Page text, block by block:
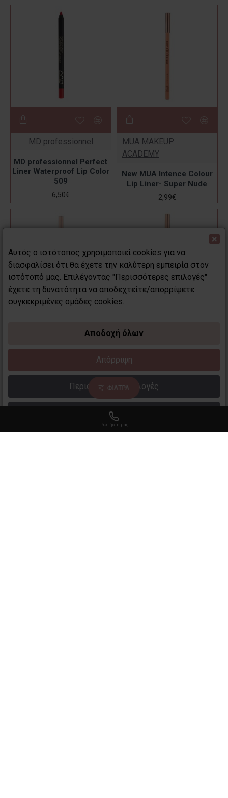
MD professionnel
MD professionnel Perfect
Liner Waterproof Lip Color
509
6,50€
MUA MAKEUP
ACADEMY
New MUA Intence Colour
Lip Liner- Super Nude
2,99€
New MUA Intense Colour
Lip Liner - Sincere
2,99€
ACADEMY
New MUA Intense Colour
Lip Liner - Romance
2,99€
×
Αυτός ο ιστότοπος χρησιμοποιεί cookies για να
διασφαλίσει ότι θα έχετε την καλύτερη εμπειρία στον
ιστότοπό μας. Επιλέγοντας "Περισσότερες επιλογές"
έχετε τη δυνατότητα να αποδεχτείτε/απορρίψετε
συγκεκριμένες ομάδες cookies.
Αποδοχή όλων
Απόρριψη
Περισσότερες επιλογές
Διαβάστε περισσότερα
Ρωτήστε μας
ΦΙΛΤΡΑ